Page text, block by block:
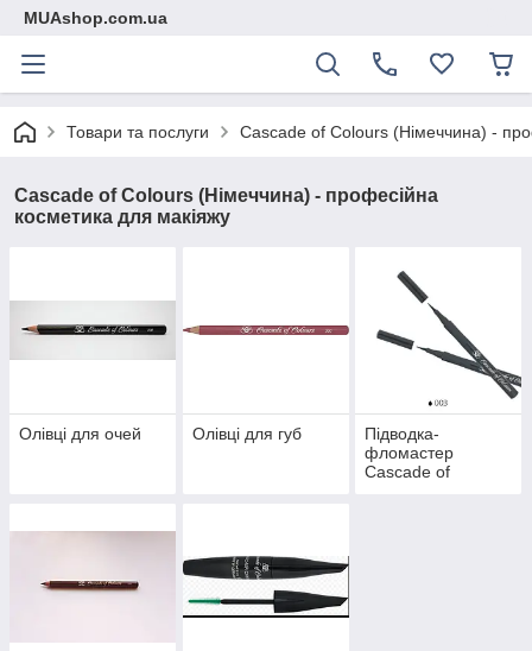
MUAshop.com.ua
Товари та послуги Cascade of Colours (Німеччина) -
Cascade of Colours (Німеччина) - професійна
косметика для макіяжу
Олівці для очей Олівці для губ
Підводка-
фломастер
Cascade of